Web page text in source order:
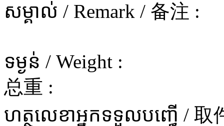
សម្គាល់ / Remark / 备注 :
ទម្ងន់ / Weight :
总重 :
ហត្ថលេខាអ្នកទទួលបញ្ធើ / 取